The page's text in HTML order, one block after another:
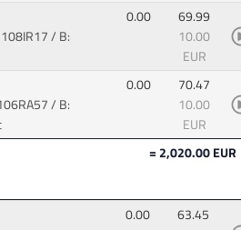
/ B:
0.00
69.99
10.00
EUR
/ B:
0.00
70.47
10.00
EUR
= 2,020.00 EUR
0.00
63.45